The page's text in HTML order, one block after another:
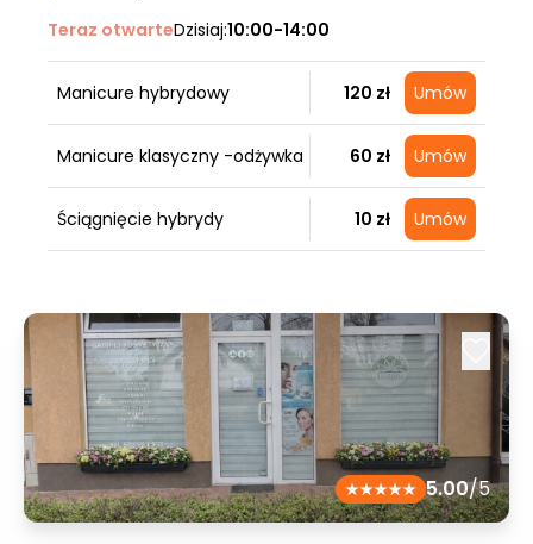
Teraz otwarteDzisiaj:10:00-14:00
Manicure hybrydowy 120 zł Umów
Manicure klasyczny -odżywka 60 zł Umów
Ściągnięcie hybrydy 10 zł Umów
5.00/5